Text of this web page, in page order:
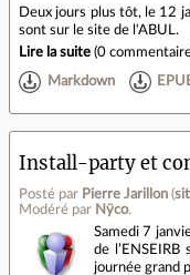
Deux jours plus tôt, le 12
sont sur le site de l'ABUL.
Lire la suite (0
Markdown
Install-party et
Posté par Pierre Jarillon (
Modéré par Nÿco.
Samedi 7
de
journée grand